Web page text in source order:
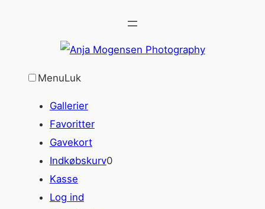
MenuLuk
Gallerier
Favoritter
Gavekort
Indkøbskurv0
Kasse
Log ind